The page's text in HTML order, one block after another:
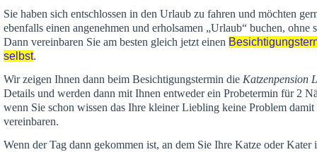
Sie haben sich entschlossen in den Urlaub zu fahren und möchten
ebenfalls einen angenehmen und erholsamen „Urlaub“ buchen, ohne
Dann vereinbaren Sie am besten gleich jetzt einen
selbst.
Wir zeigen Ihnen dann beim Besichtigungstermin die Katzenpension
Details und werden dann mit Ihnen entweder ein Probetermin für 2
wenn Sie schon wissen das Ihre kleiner Liebling keine Problem
vereinbaren.
Wenn der Tag dann gekommen ist, an dem Sie Ihre Katze oder